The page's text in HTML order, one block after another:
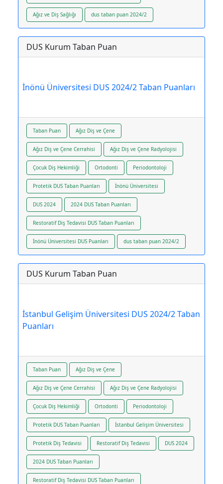
Ağız ve Diş Sağlığı dus taban puan 2024/2
DUS Kurum Taban Puan
İnönü Üniversitesi DUS 2024/2 Taban Puanları
Taban Puan Ağız Diş ve Çene
Ağız Diş ve Çene Cerrahisi Ağız Diş ve Çene Radyolojisi
Çocuk Diş Hekimliği Ortodonti Periodontoloji
Protetik DUS Taban Puanları İnönü Üniversitesi
DUS 2024 2024 DUS Taban Puanları
Restoratif Diş Tedavisi DUS Taban Puanları
İnönü Üniversitesi DUS Puanları dus taban puan 2024/2
DUS Kurum Taban Puan
İstanbul Gelişim Üniversitesi DUS 2024/2 Taban
Puanları
Taban Puan Ağız Diş ve Çene
Ağız Diş ve Çene Cerrahisi Ağız Diş ve Çene Radyolojisi
Çocuk Diş Hekimliği Ortodonti Periodontoloji
Protetik DUS Taban Puanları İstanbul Gelişim Üniversitesi
Protetik Diş Tedavisi Restoratif Diş Tedavisi DUS 2024
2024 DUS Taban Puanları
Restoratif Diş Tedavisi DUS Taban Puanları